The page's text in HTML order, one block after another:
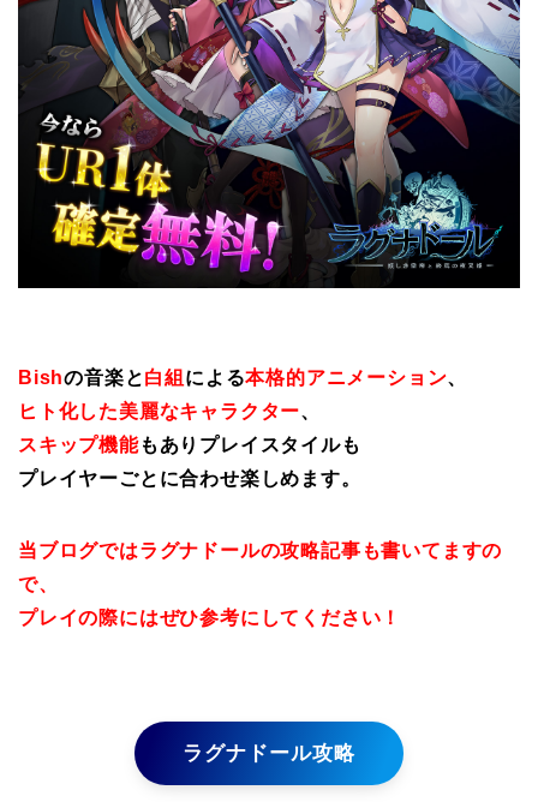
Bishの音楽と白組 による本格的アニメーション、
ヒト化した美麗なキャラクター、
スキップ機能もありプレイスタイルも
プレイヤーごとに合わせ楽しめます。
当ブログではラグナドールの攻略記事も書いてますの
で、
プレイの際にはぜひ参考にしてください！
ラグナドール攻略